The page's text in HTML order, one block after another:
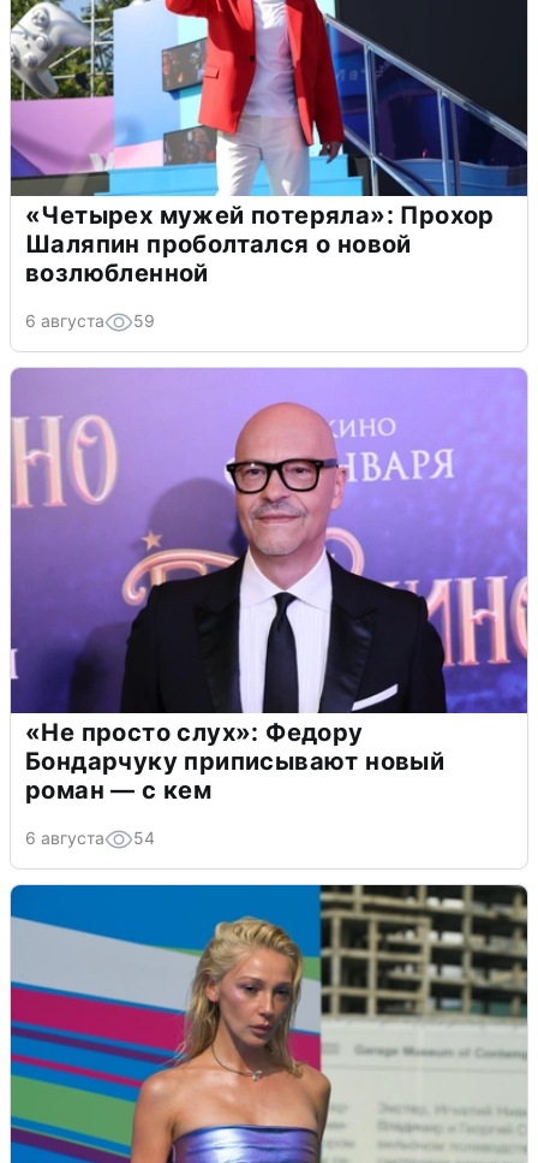
«Четырех мужей потеряла»: Прохор
Шаляпин проболтался о новой
возлюбленной
6 августа 59
«Не просто слух»: Федору
Бондарчуку приписывают новый
роман — с кем
6 августа 54